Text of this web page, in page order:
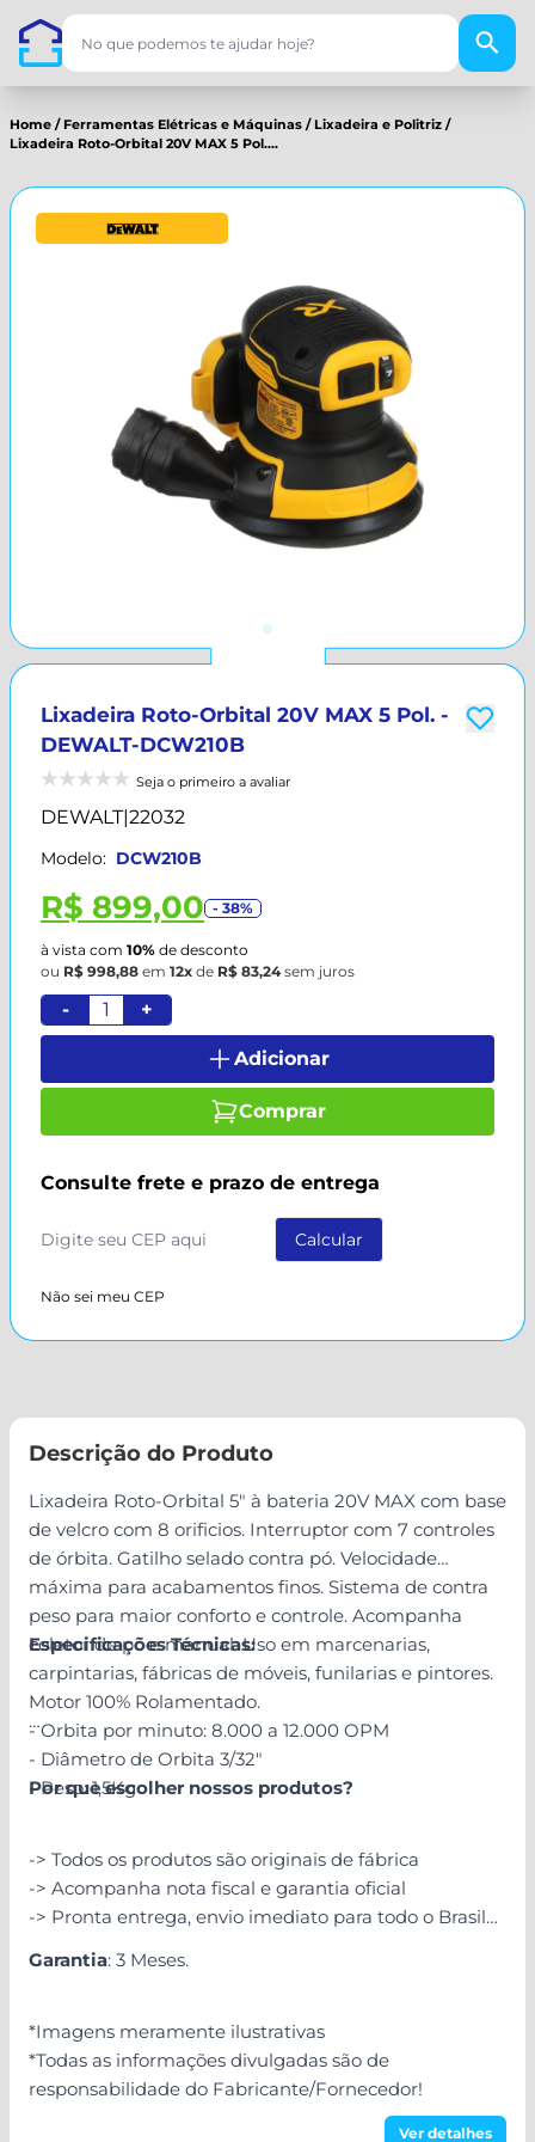
Home / Ferramentas Elétricas e Máquinas / Lixadeira e Politriz /
Lixadeira Roto-Orbital 20V MAX 5 Pol....
Lixadeira Roto-Orbital 20V MAX 5 Pol. -
DEWALT-DCW210B
Seja o primeiro a avaliar
DEWALT|22032
Modelo: DCW210B
R$ 899,00 - 38%
à vista com 10% de desconto
ou R$ 998,88 em 12x de R$ 83,24sem juros
- +
Adicionar
Comprar
Consulte frete e prazo de entrega
Não sei meu CEP
Descrição do Produto
Ver detalhes
Lixadeira Roto-Orbital 5" à bateria 20V MAX com base
de velcro com 8 orificios. Interruptor com 7 controles
de órbita. Gatilho selado contra pó. Velocidade
máxima para acabamentos finos. Sistema de contra
peso para maior conforto e controle. Acompanha
coletor de pó e manual. Uso em marcenarias,
carpintarias, fábricas de móveis, funilarias e pintores.
Motor 100% Rolamentado.
Especificações Técnicas:
- Orbita por minuto: 8.000 a 12.000 OPM
- Diâmetro de Orbita 3/32"
- Peso: 1,5Kg
Por que escolher nossos produtos?
-> Todos os produtos são originais de fábrica
-> Acompanha nota fiscal e garantia oficial
-> Pronta entrega, envio imediato para todo o Brasil
Garantia: 3 Meses.
*Imagens meramente ilustrativas
*Todas as informações divulgadas são de
responsabilidade do Fabricante/Fornecedor!